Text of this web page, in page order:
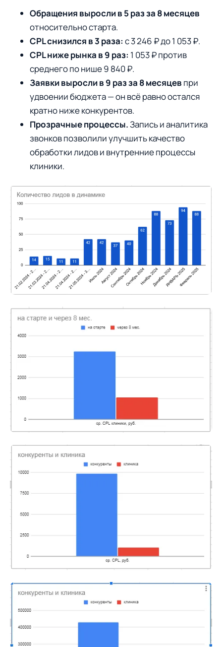
Обращения выросли в 5 раз за 8 месяцев
относительно старта.
CPL снизился в 3 раза: с 3 246 ₽ до 1 053 ₽.
CPL ниже рынка в 9 раз: 1 053 ₽ против
среднего по нише 9 840 ₽.
Заявки выросли в 9 раз за 8 месяцев при
удвоении бюджета — он всё равно остался
кратно ниже конкурентов.
Прозрачные процессы.Запись и аналитика
звонков позволили улучшить качество
обработки лидов и внутренние процессы
клиники.